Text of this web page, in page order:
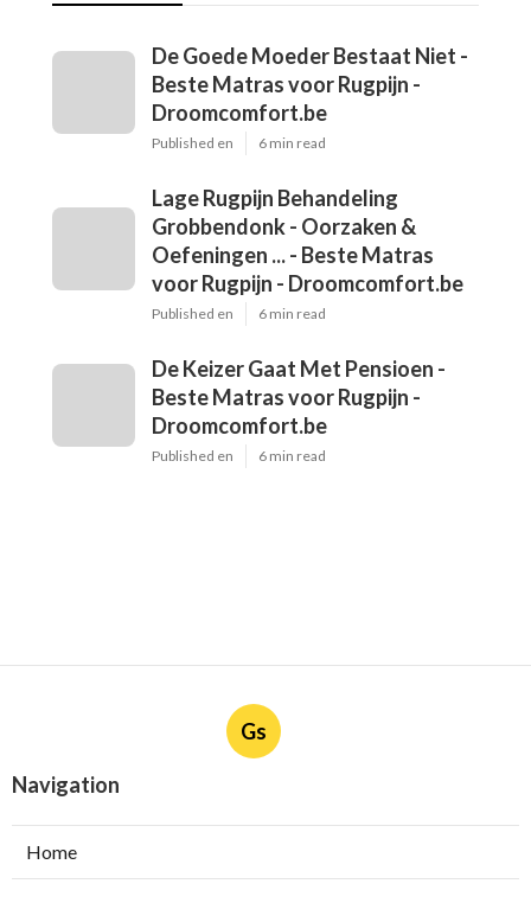
De Goede Moeder Bestaat Niet -
Beste Matras voor Rugpijn -
Droomcomfort.be
Published en 6 min read
Lage Rugpijn Behandeling
Grobbendonk - Oorzaken &
Oefeningen ... - Beste Matras
voor Rugpijn - Droomcomfort.be
Published en 6 min read
De Keizer Gaat Met Pensioen -
Beste Matras voor Rugpijn -
Droomcomfort.be
Published en 6 min read
Gs
Navigation
Home